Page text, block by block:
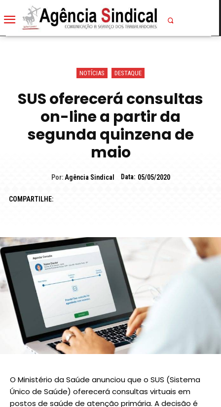
NOTÍCIAS DESTAQUE
SUS oferecerá consultas
on-line a partir da
segunda quinzena de
maio
Por: Agência Sindical Data: 05/05/2020
COMPARTILHE:
O Ministério da Saúde anunciou que o SUS (Sistema
Único de Saúde) oferecerá consultas virtuais em
postos de saúde de atenção primária. A decisão é